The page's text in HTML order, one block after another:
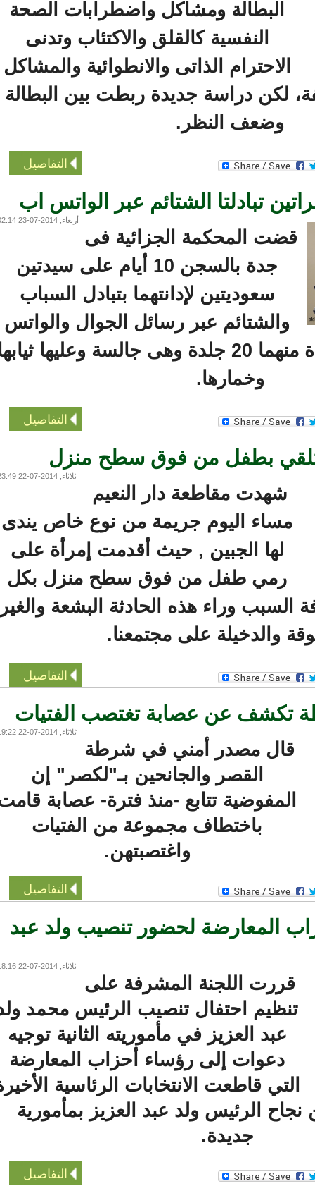
البطالة ومشاكل واضطرابات الصحة
النفسية كالقلق والاكتئاب وتدنى
الاحترام الذاتى والانطوائية والمشاكل
لكن دراسة جديدة ربطت بين البطالة
وضعف النظر.
التفاصيل
تبادلتا الشتائم عبر الواتس آب
أربعاء, 2014-07-23 02:14
قضت المحكمة الجزائية فى
جدة بالسجن 10 أيام على سيدتين
سعوديتين لإدانتهما بتبادل السباب
والشتائم عبر رسائل الجوال والواتس
آب، وجلد كل واحدة منهما 20 جلدة وهى جالسة وعليها ثيابها
وخمارها.
التفاصيل
تلقي بطفل من فوق سطح منزل
ثلاثاء, 2014-07-22 23:49
شهدت مقاطعة دار النعيم
مساء اليوم جريمة من نوع خاص يندى
لها الجبين , حيث أقدمت إمرأة على
رمي طفل من فوق سطح منزل بكل
وراء هذه الحادثة البشعة والغير
والدخيلة على مجتمعنا.
التفاصيل
عن عصابة تغتصب الفتيات
ثلاثاء, 2014-07-22 19:22
قال مصدر أمني في شرطة
القصر والجانحين بـ"لكصر" إن
المفوضية تتابع -منذ فترة- عصابة قامت
باختطاف مجموعة من الفتيات
واغتصبتهن.
التفاصيل
المعارضة لحضور تنصيب ولد عبد
ثلاثاء, 2014-07-22 18:16
قررت اللجنة المشرفة على
تنظيم احتفال تنصيب الرئيس محمد ولد
عبد العزيز في مأموريته الثانية توجيه
دعوات إلى رؤساء أحزاب المعارضة
التي قاطعت الانتخابات الرئاسية الأخيرة
الرئيس ولد عبد العزيز بمأمورية
جديدة.
التفاصيل